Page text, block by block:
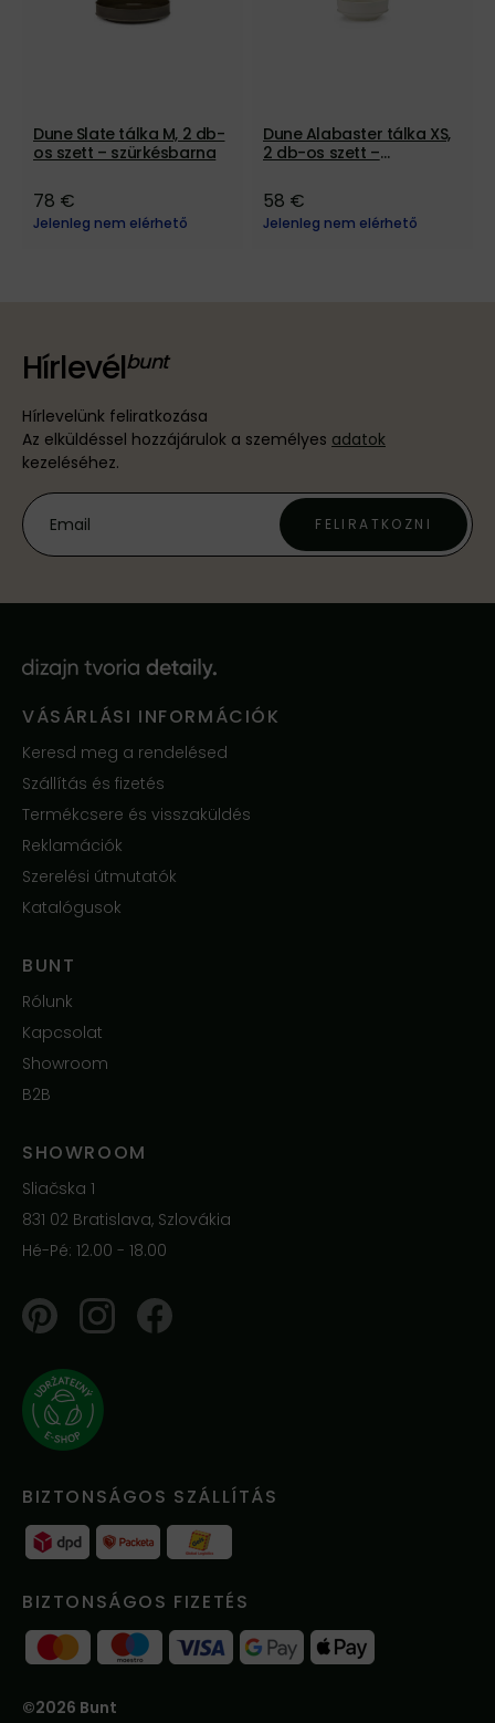
Dune Slate tálka M, 2 db-
os szett – szürkésbarna
78 €
Jelenleg nem elérhető
Dune Alabaster tálka XS,
2 db-os szett –
58 €
Jelenleg nem elérhető
Hírlevél
Hírlevelünk feliratkozása
Az elküldéssel hozzájárulok a személyes adatok
kezeléséhez.
FELIRATKOZNI
VÁSÁRLÁSI INFORMÁCIÓK
Keresd meg a rendelésed
Szállítás és fizetés
Termékcsere és visszaküldés
Reklamációk
Szerelési útmutatók
Katalógusok
BUNT
Rólunk
Kapcsolat
Showroom
B2B
SHOWROOM
Sliačska 1
831 02 Bratislava, Szlovákia
Hé-Pé: 12.00 - 18.00
PinterestInstagramFacebook
BIZTONSÁGOS SZÁLLÍTÁS
BIZTONSÁGOS FIZETÉS
©2026 Bunt